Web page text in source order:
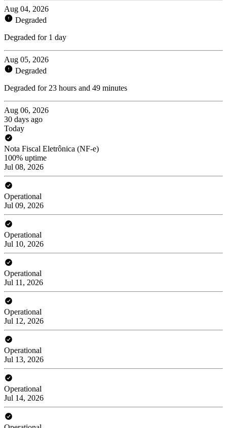
Aug 04, 2026
Degraded
Degraded for 1 day
Aug 05, 2026
Degraded
Degraded for 23 hours and 49 minutes
Aug 06, 2026
30 days ago
Today
Nota Fiscal Eletrônica (NF-e)
100% uptime
Jul 08, 2026
Operational
Jul 09, 2026
Operational
Jul 10, 2026
Operational
Jul 11, 2026
Operational
Jul 12, 2026
Operational
Jul 13, 2026
Operational
Jul 14, 2026